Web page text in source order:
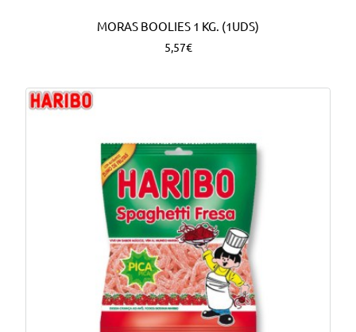
MORAS BOOLIES 1 KG. (1UDS)
5,57€